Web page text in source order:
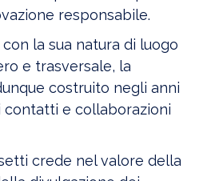
responsabile.
la sua natura di luogo
e trasversale, la
costruito negli anni
contatti e collaborazioni
crede nel valore della